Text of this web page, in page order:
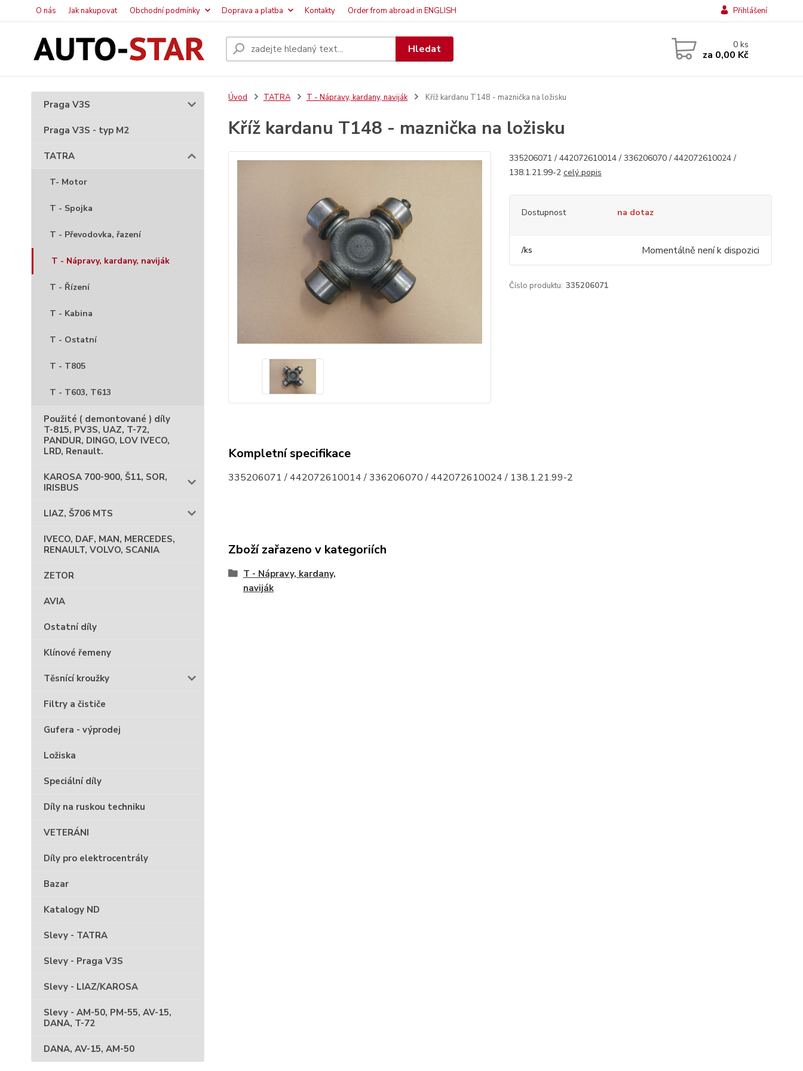
O nás Jak nakupovat Obchodní podmínky Doprava a platba Kontakty Order from abroad in ENGLISH Přihlášení
Hledat 0ks
za 0,00 Kč
Praga V3S
Praga V3S - typ M2
TATRA
T- Motor
T - Spojka
T - Převodovka, řazení
T - Nápravy, kardany, naviják
T - Řízení
T - Kabina
T - Ostatní
T - T805
T - T603, T613
Použité ( demontované ) díly
T-815, PV3S, UAZ, T-72,
PANDUR, DINGO, LOV IVECO,
LRD, Renault.
KAROSA 700-900, Š11, SOR,
IRISBUS
LIAZ, Š706 MTS
IVECO, DAF, MAN, MERCEDES,
RENAULT, VOLVO, SCANIA
ZETOR
AVIA
Ostatní díly
Klínové řemeny
Těsnící kroužky
Filtry a čističe
Gufera - výprodej
Ložiska
Speciální díly
Díly na ruskou techniku
VETERÁNI
Díly pro elektrocentrály
Bazar
Katalogy ND
Slevy - TATRA
Slevy - Praga V3S
Slevy - LIAZ/KAROSA
Slevy - AM-50, PM-55, AV-15,
DANA, T-72
DANA, AV-15, AM-50
Úvod TATRA T - Nápravy, kardany, naviják Kříž kardanu T148 - maznička na ložisku
Kříž kardanu T148 - maznička na ložisku
335206071 / 442072610014 / 336206070 / 442072610024 /
138.1.21.99-2 celý popis
Dostupnost na dotaz
/ks Momentálně není k dispozici
Číslo produktu: 335206071
Kompletní specifikace
335206071 / 442072610014 / 336206070 / 442072610024 / 138.1.21.99-2
Zboží zařazeno v kategoriích
T - Nápravy, kardany,
naviják